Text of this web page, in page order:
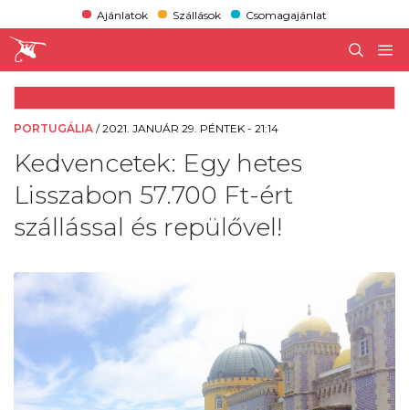
Ajánlatok Szállások Csomagajánlat
PORTUGÁLIA /2021. JANUÁR 29. PÉNTEK - 21:14
Kedvencetek: Egy hetes
Lisszabon 57.700 Ft-ért
szállással és repülővel!